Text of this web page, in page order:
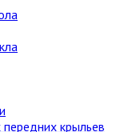
крыльев